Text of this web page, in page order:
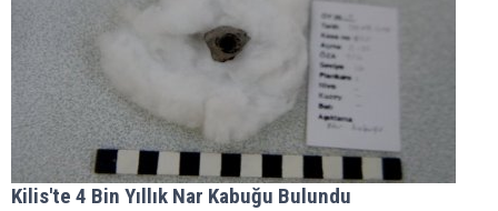
Kilis'te 4 Bin Yıllık Nar Kabuğu Bulundu